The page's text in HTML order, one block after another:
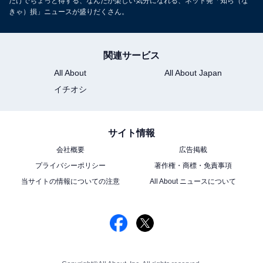
きゃ）損」ニュースが盛りだくさん。
関連サービス
All About
All About Japan
イチオシ
サイト情報
会社概要
広告掲載
プライバシーポリシー
著作権・商標・免責事項
当サイトの情報についての注意
All About ニュースについて